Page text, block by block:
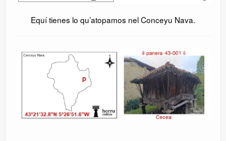
Equí tienes lo qu’atopamos nel Conceyu Nava.